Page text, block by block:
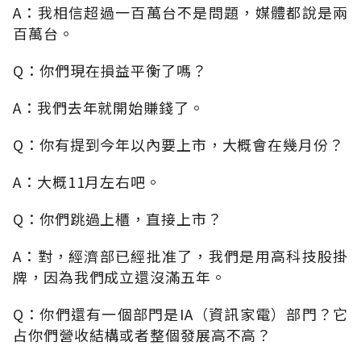
A：我相信超過一百萬台不是問題，媒體都說是兩
百萬台。
Q：你們現在損益平衡了嗎？
A：我們去年就開始賺錢了。
Q：你有提到今年以內要上市，大概會在幾月份？
A：大概11月左右吧。
Q：你們跳過上櫃，直接上市？
A：對，經濟部已經批准了，我們是用高科技股掛
牌，因為我們成立還沒滿五年。
Q：你們還有一個部門是IA（資訊家電）部門？它
占你們營收結構或者整個發展高不高？